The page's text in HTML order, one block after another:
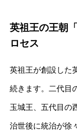
英祖王の王朝
ロセス
英祖王が創設した
続きます。二代目
玉城王、五代目の
治世後に統治が徐